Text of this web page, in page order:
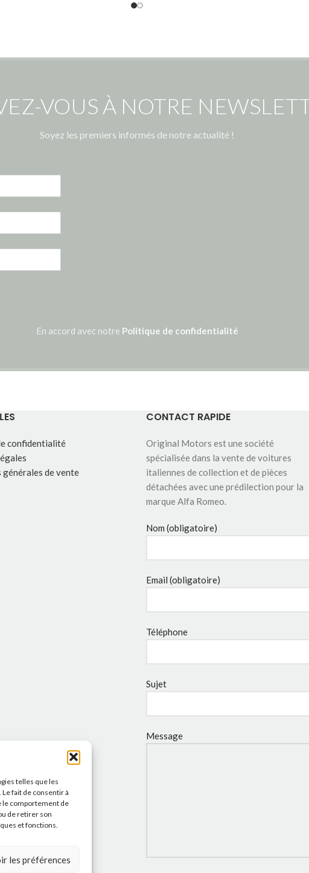
telles que les
fait de consentir à
le comportement de
de retirer son
et fonctions.
les préférences
VOUS À NOTRE
Soyez les premiers informés de notre actualité !
En accord avec notre Politique de confidentialité
confidentialité
de vente
CONTACT RAPIDE
Original Motors est une société
spécialisée dans la vente de voitures
italiennes de collection et de pièces
détachées avec une prédilection pour la
marque Alfa Romeo.
Nom (obligatoire)
Email (obligatoire)
Téléphone
Sujet
Message